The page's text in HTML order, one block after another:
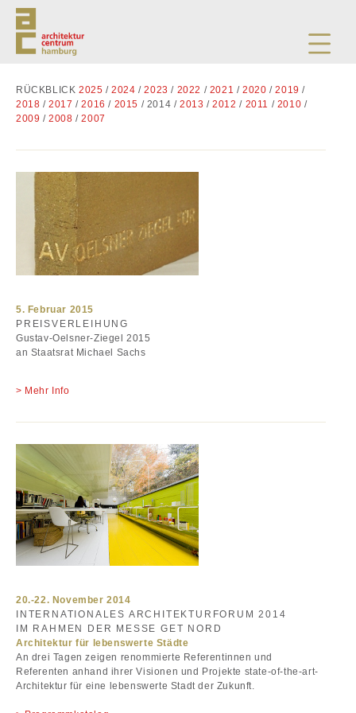
RÜCKBLICK 2025 /2024 /2023 / 2022 / 2021 /2020 /2019 /
2018 /2017 /2016 / 2015 / 2014 /2013 /2012 / 2011 / 2010 /
2009 /2008 /2007
5. Februar 2015
PREISVERLEIHUNG
Gustav-Oelsner-Ziegel 2015
an Staatsrat Michael Sachs
Mehr Info
20.-22. November 2014
INTERNATIONALES ARCHITEKTURFORUM 2014
IM RAHMEN DER MESSE GET NORD
Architektur für lebenswerte Städte
An drei Tagen zeigen renommierte Referentinnen und
Referenten anhand ihrer Visionen und Projekte state-of-the-art-
Architektur für eine lebenswerte Stadt der Zukunft.